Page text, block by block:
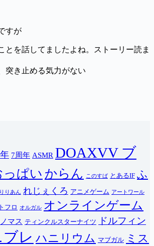
すが
とを話してましたよね。ストーリー読ま
突き止める気力がない
7周年 ASMR DOAXVV ブ
っぱい からん このすば とあるIF ふ
りりあん れじぇくろ アニメゲーム アートワール
フロ オルガル オンラインゲーム
マス ティンクルスターナイツ
ドルフィン
レ ハニリウム マブガル ミス